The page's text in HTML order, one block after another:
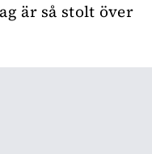
är så stolt över